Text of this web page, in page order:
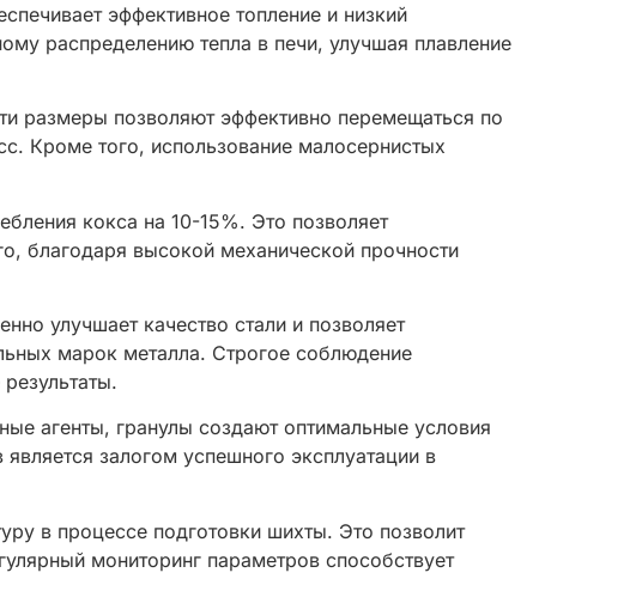
эффективное топление и низкий
распределению тепла в печи, улучшая плавление
размеры позволяют эффективно перемещаться по
Кроме того, использование малосернистых
кокса на 10-15%. Это позволяет
благодаря высокой механической прочности
улучшает качество стали и позволяет
марок металла. Строгое соблюдение
агенты, гранулы создают оптимальные условия
залогом успешного эксплуатации в
в процессе подготовки шихты. Это позволит
мониторинг параметров способствует